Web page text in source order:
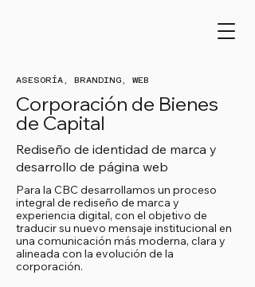
ASESORÍA, BRANDING, WEB
Corporación de Bienes
de Capital
Rediseño de identidad de marca y
desarrollo de página web
Para la CBC desarrollamos un proceso
integral de rediseño de marca y
experiencia digital, con el objetivo de
traducir su nuevo mensaje institucional en
una comunicación más moderna, clara y
alineada con la evolución de la
corporación.